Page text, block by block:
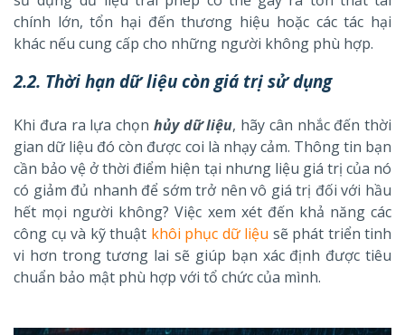
chính lớn, tổn hại đến thương hiệu hoặc các tác hại
khác nếu cung cấp cho những người không phù hợp.
2.2. Thời hạn dữ liệu còn giá trị sử dụng
Khi đưa ra lựa chọn hủy dữ liệu, hãy cân nhắc đến thời
gian dữ liệu đó còn được coi là nhạy cảm. Thông tin bạn
cần bảo vệ ở thời điểm hiện tại nhưng liệu giá trị của nó
có giảm đủ nhanh để sớm trở nên vô giá trị đối với hầu
hết mọi người không? Việc xem xét đến khả năng các
công cụ và kỹ thuật khôi phục dữ liệu sẽ phát triển tinh
vi hơn trong tương lai sẽ giúp bạn xác định được tiêu
chuẩn bảo mật phù hợp với tổ chức của mình.